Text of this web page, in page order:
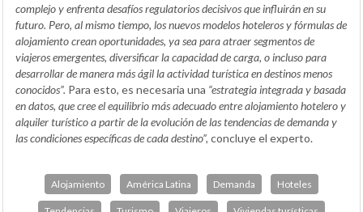
complejo y enfrenta desafíos regulatorios decisivos que influirán en su
futuro. Pero, al mismo tiempo, los nuevos modelos hoteleros y fórmulas de
alojamiento crean oportunidades, ya sea para atraer segmentos de
viajeros emergentes, diversificar la capacidad de carga, o incluso para
desarrollar de manera más ágil la actividad turística en destinos menos
conocidos”. Para esto, es necesaria una “estrategia integrada y basada
en datos, que cree el equilibrio más adecuado entre alojamiento hotelero y
alquiler turístico a partir de la evolución de las tendencias de demanda y
las condiciones específicas de cada destino”, concluye el experto.
Alojamiento América Latina Demanda Hoteles